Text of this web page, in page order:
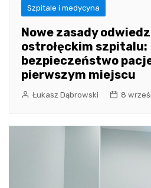
Szpitale i medycyna
Nowe zasady
ostrołęckim szpitalu:
bezpieczeństwo
pierwszym miejscu
Łukasz Dąbrowski 8